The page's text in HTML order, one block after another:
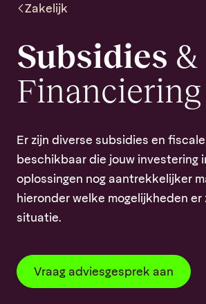
Zakelijk
Subsidies &
Financiering
Er zijn diverse subsidies en
beschikbaar die jouw investering
oplossingen nog aantrekkelijker
hieronder welke mogelijkheden er
situatie.
Vraag adviesgesprek aan